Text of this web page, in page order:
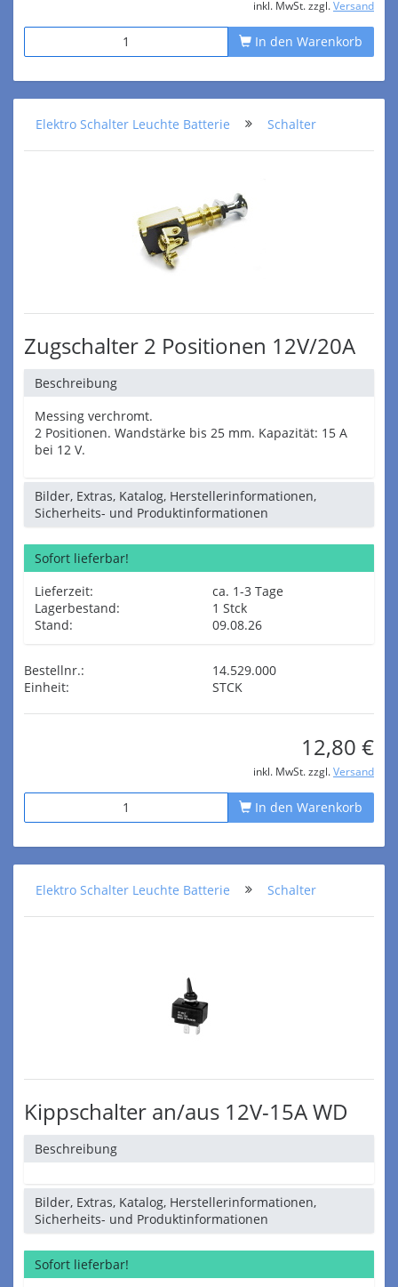
inkl. MwSt. zzgl. Versand
In den Warenkorb
Elektro Schalter Leuchte Batterie Schalter
Zugschalter 2 Positionen 12V/20A
Beschreibung
Messing verchromt.
2 Positionen. Wandstärke bis 25 mm. Kapazität: 15 A
bei 12 V.
Bilder, Extras, Katalog, Herstellerinformationen,
Sicherheits- und Produktinformationen
Sofort lieferbar!
Lieferzeit:
ca. 1-3 Tage
Lagerbestand:
1 Stck
Stand:
09.08.26
Bestellnr.:
14.529.000
Einheit:
STCK
12,80 €
inkl. MwSt. zzgl. Versand
In den Warenkorb
Elektro Schalter Leuchte Batterie Schalter
Kippschalter an/aus 12V-15A WD
Beschreibung
Bilder, Extras, Katalog, Herstellerinformationen,
Sicherheits- und Produktinformationen
Sofort lieferbar!